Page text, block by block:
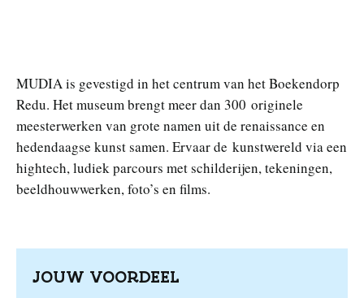
MUDIA is gevestigd in het centrum van het Boekendorp
Redu. Het museum brengt meer dan 300 originele
meesterwerken van grote namen uit de renaissance en
hedendaagse kunst samen. Ervaar de kunstwereld via een
hightech, ludiek parcours met schilderijen, tekeningen,
beeldhouwwerken, foto’s en films.
JOUW VOORDEEL